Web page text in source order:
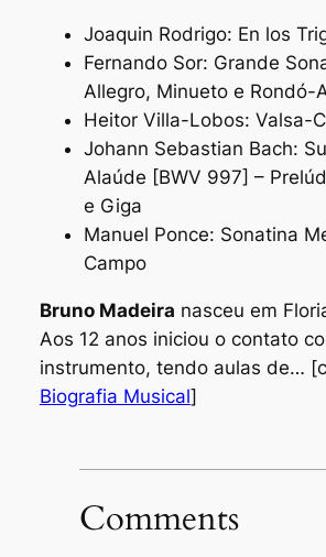
Joaquin Rodrigo: En los
Fernando Sor: Grande
Allegro, Minueto e Rondó-
Heitor Villa-Lobos: Valsa-
Johann Sebastian Bach:
Alaúde [BWV 997] –
e Giga
Manuel Ponce: Sonatina
Campo
Bruno Madeira nasceu em
Aos 12 anos iniciou o contato
instrumento, tendo aulas de…
Biografia Musical]
Comments